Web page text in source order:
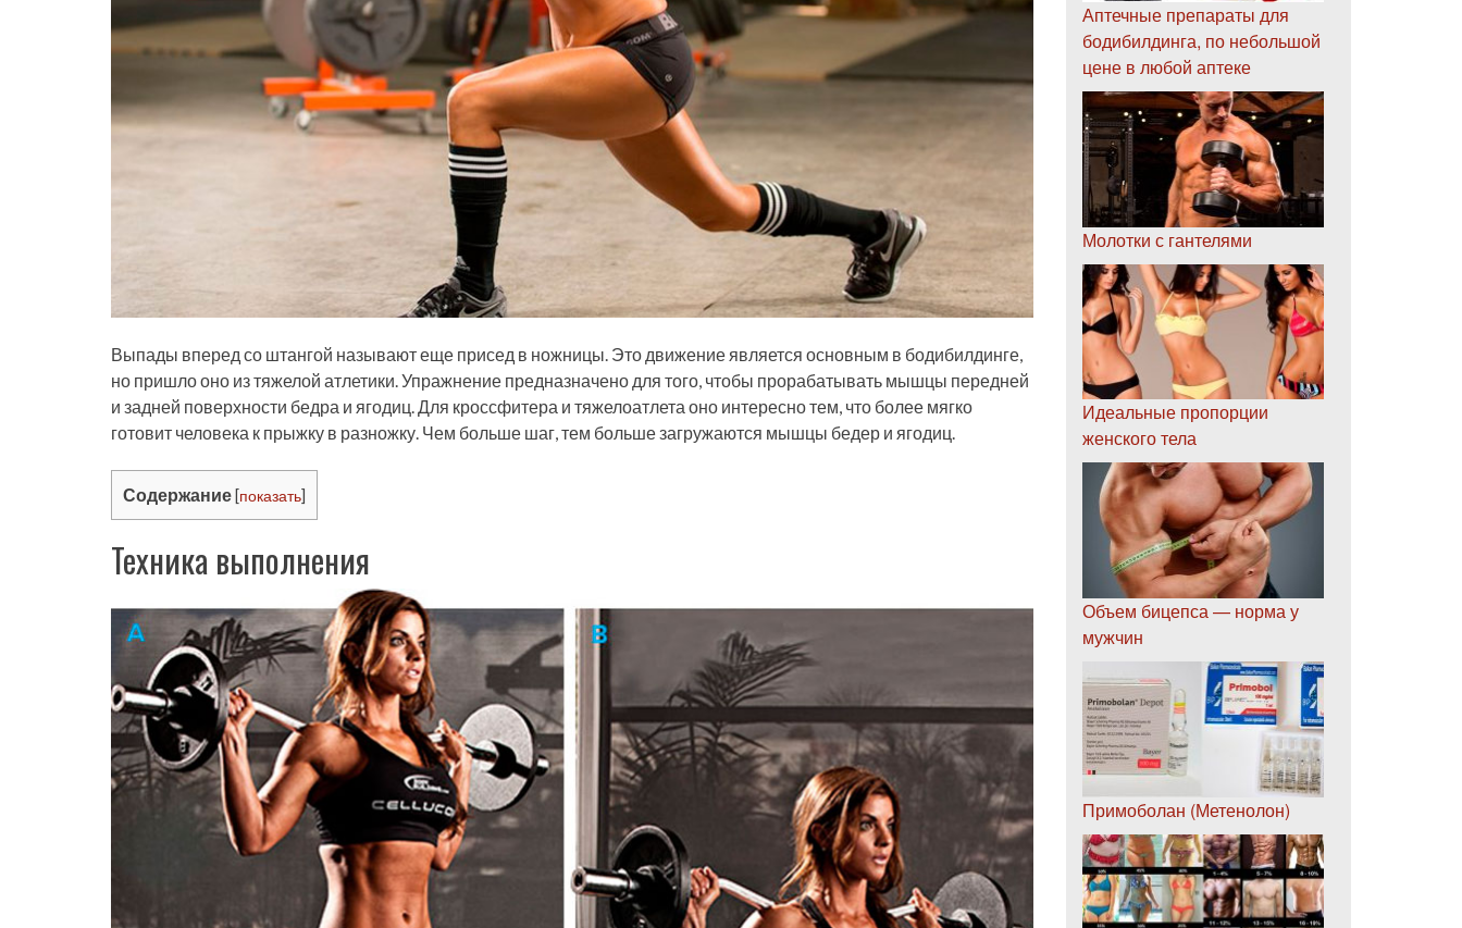
Выпады вперед со штангой называют еще присед в ножницы. Это движение является основным в бодибилдинге,
но пришло оно из тяжелой атлетики. Упражнение предназначено для того, чтобы прорабатывать мышцы передней
и задней поверхности бедра и ягодиц. Для кроссфитера и тяжелоатлета оно интересно тем, что более мягко
готовит человека к прыжку в разножку. Чем больше шаг, тем больше загружаются мышцы бедер и ягодиц.
Содержание [показать]
Техника выполнения
Аптечные препараты для
бодибилдинга, по небольшой
цене в любой аптеке
Молотки с гантелями
Идеальные пропорции
женского тела
Объем бицепса — норма у
мужчин
Примоболан (Метенолон)